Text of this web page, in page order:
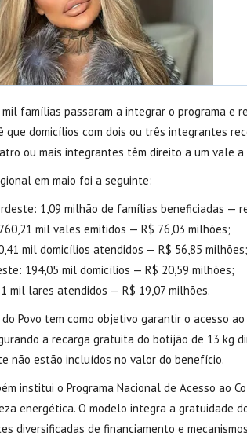
mil famílias passaram a integrar o programa e
que domicílios com dois ou três integrantes
ou mais integrantes têm direito a um vale a
em maio foi a seguinte:
1,09 milhão de famílias beneficiadas —
mil vales emitidos — R$ 76,03 milhões;
mil domicílios atendidos — R$ 56,85 milhões;
194,05 mil domicílios — R$ 20,59 milhões;
mil lares atendidos — R$ 19,07 milhões.
do Povo tem como objetivo garantir o acesso
a recarga gratuita do botijão de 13 kg
não estão incluídos no valor do benefício.
institui o Programa Nacional de Acesso ao
energética. O modelo integra a gratuidade
diversificadas de financiamento e